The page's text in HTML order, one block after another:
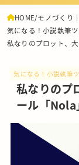
HOME モノづくり
気になる！小説執筆ツ
私なりのプロット、
気になる！小説執筆
私なりのプ
ール「Nola